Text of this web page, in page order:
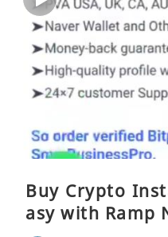
Buy Crypto
asy with Ramp